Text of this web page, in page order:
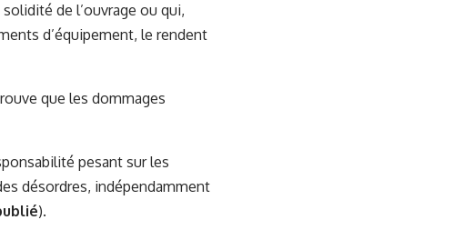
de l’ouvrage ou qui,
d’équipement, le rendent
que les dommages
pesant sur les
désordres, indépendamment
).